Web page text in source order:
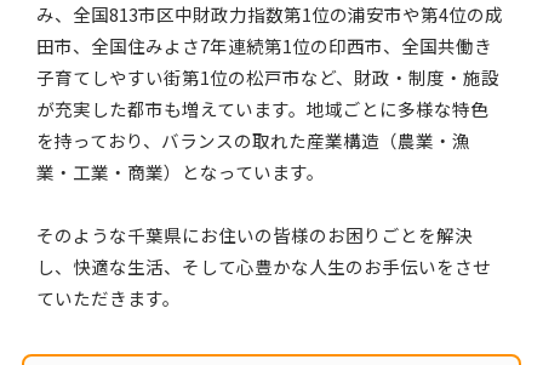
み、全国813市区中財政力指数第1位の浦安市や第4位の成
田市、全国住みよさ7年連続第1位の印西市、全国共働き
子育てしやすい街第1位の松戸市など、財政・制度・施設
が充実した都市も増えています。地域ごとに多様な特色
を持っており、バランスの取れた産業構造（農業・漁
業・工業・商業）となっています。
そのような千葉県にお住いの皆様のお困りごとを解決
し、快適な生活、そして心豊かな人生のお手伝いをさせ
ていただきます。